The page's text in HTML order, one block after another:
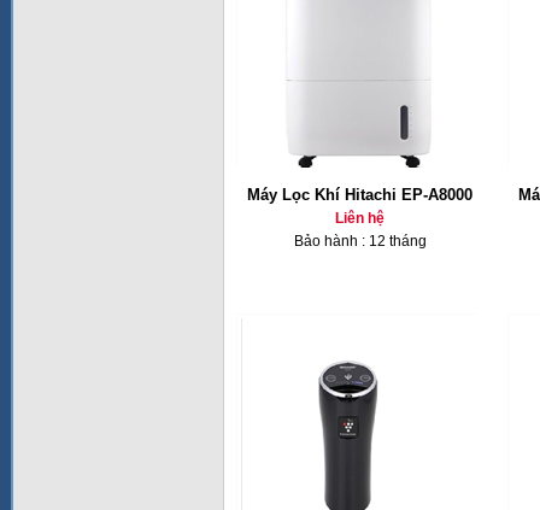
Máy Lọc Khí Hitachi EP-A8000
Liên hệ
Bảo hành : 12 tháng